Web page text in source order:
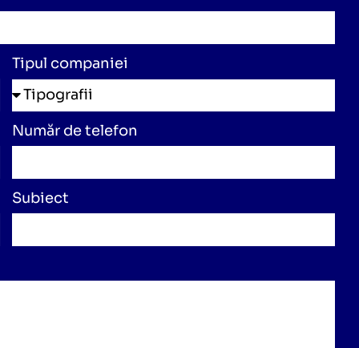
Tipul companiei
Număr de telefon
Subiect